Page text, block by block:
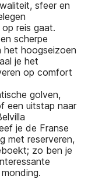
sfeer en
reis gaat.
scherpe
het hoogseizoen
je het
op comfort
golven,
een uitstap naar
je de Franse
met reserveren,
zo ben je